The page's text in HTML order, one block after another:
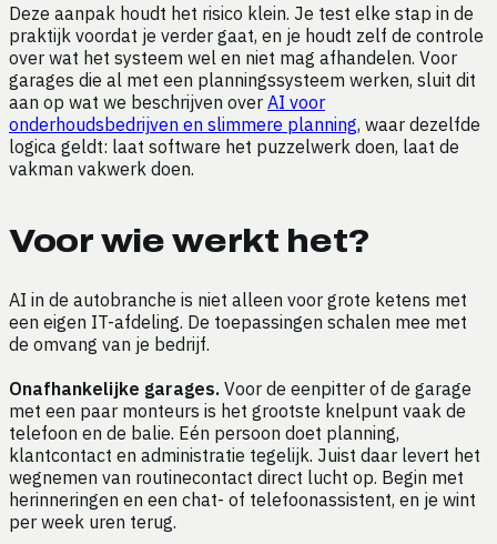
Deze aanpak houdt het risico klein. Je test elke stap in de
praktijk voordat je verder gaat, en je houdt zelf de controle
over wat het systeem wel en niet mag afhandelen. Voor
garages die al met een planningssysteem werken, sluit dit
aan op wat we beschrijven over AI voor
onderhoudsbedrijven en slimmere planning, waar dezelfde
logica geldt: laat software het puzzelwerk doen, laat de
vakman vakwerk doen.
Voor wie werkt het?
AI in de autobranche is niet alleen voor grote ketens met
een eigen IT-afdeling. De toepassingen schalen mee met
de omvang van je bedrijf.
Onafhankelijke garages. Voor de eenpitter of de garage
met een paar monteurs is het grootste knelpunt vaak de
telefoon en de balie. Eén persoon doet planning,
klantcontact en administratie tegelijk. Juist daar levert het
wegnemen van routinecontact direct lucht op. Begin met
herinneringen en een chat- of telefoonassistent, en je wint
per week uren terug.